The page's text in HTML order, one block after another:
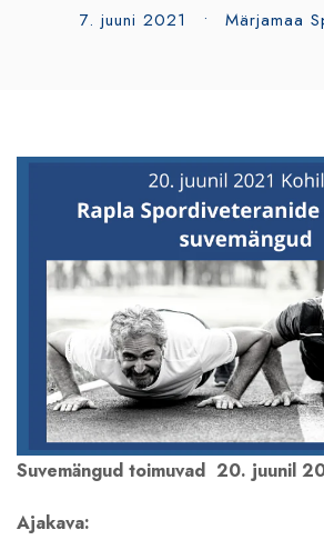
7. juuni 2021 • Märjamaa
Suvemängud toimuvad 20. juunil
Ajakava: